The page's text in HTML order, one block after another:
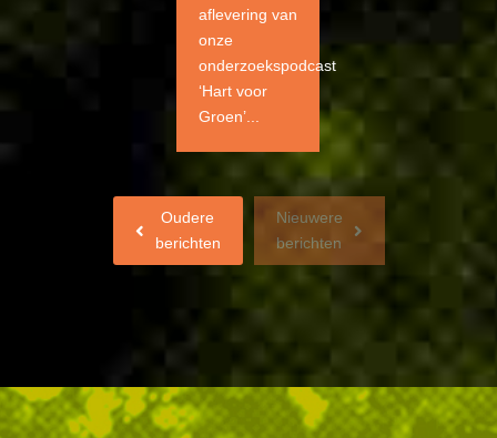
aflevering van
onze
onderzoekspodcast
‘Hart voor
Groen’...
Oudere
berichten
Nieuwere
berichten